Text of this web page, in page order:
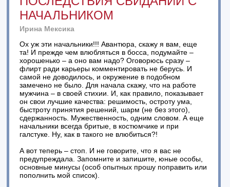
НАЧАЛЬНИКОМ
Ирина Мексика
Ох уж эти начальники!!! Авантюра, скажу я вам, еще
та! И прежде чем влюбляться в босса, подумайте –
хорошенько – а оно вам надо? Оговорюсь сразу –
флирт ради карьеры комментировать не берусь. И
самой не доводилось, и окружение в подобном
замечено не было. Для начала скажу, что на работе
мужчина – в своей стихии. И, как правило, показывает
он свои лучшие качества: решимость, остроту ума,
быстроту принятия решений, шарм (не без этого),
сдержанность. Мужественность, одним словом. А еще
начальники всегда бритые, в костюмчике и при
галстуке. Ну, как в такого не влюбиться?!
А вот теперь – стоп. И не говорите, что я вас не
предупреждала. Запомните и запишите, юные особы,
основные минусы (особ опытных прошу поправить или
пополнить мой список).